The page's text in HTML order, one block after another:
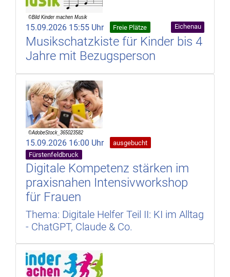
15.09.2026 15:55 Uhr Freie Plätze Eichenau
Musikschatzkiste für Kinder bis 4
Jahre mit Bezugsperson
15.09.2026 16:00 Uhr
ausgebucht
Fürstenfeldbruck
Digitale Kompetenz stärken im
praxisnahen Intensivworkshop
für Frauen
Thema: Digitale Helfer Teil II: KI im Alltag
- ChatGPT, Claude & Co.